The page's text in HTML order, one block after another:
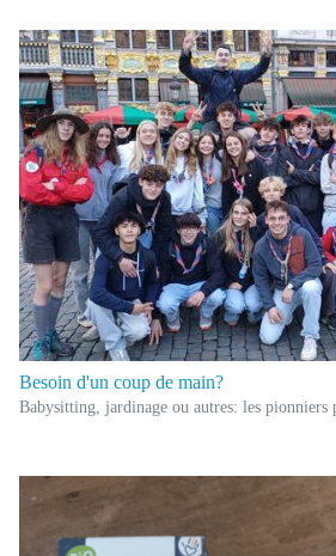
Besoin d'un coup de main?
Babysitting, jardinage ou autres: les pionniers